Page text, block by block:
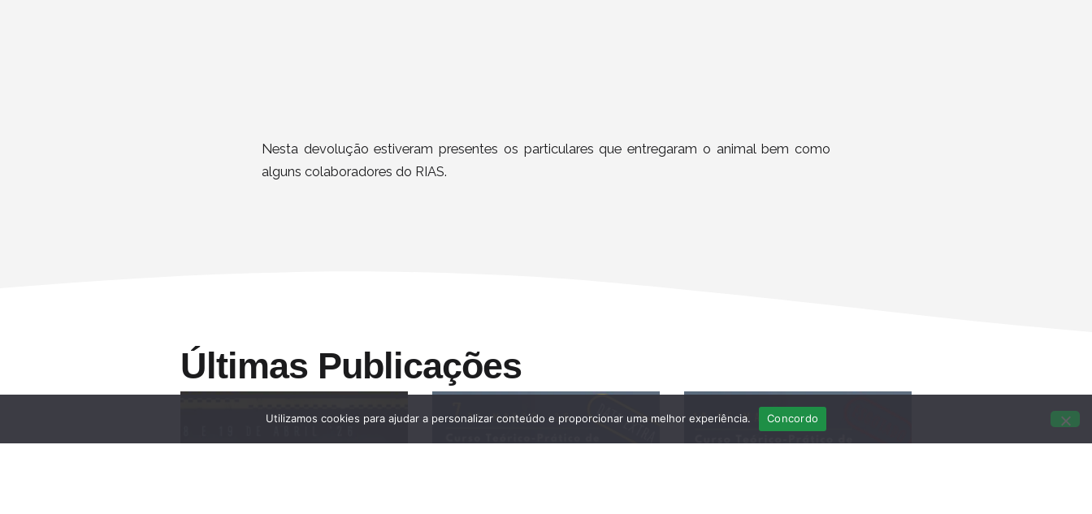
Nesta devolução estiveram presentes os particulares que entregaram o animal bem como
alguns colaboradores do RIAS.
Últimas Publicações
Utilizamos cookies para ajudar a personalizar conteúdo e proporcionar uma melhor experiência. Concordo